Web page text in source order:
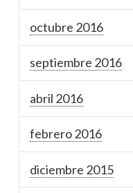
octubre 2016
septiembre 2016
abril 2016
febrero 2016
diciembre 2015